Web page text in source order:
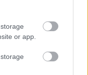
or app.
Fidesz maradékát.
Szólj hozzá!